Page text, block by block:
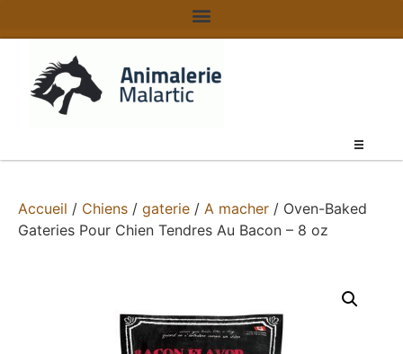
Accueil / Chiens / gaterie / A macher / Oven-Baked
Gateries Pour Chien Tendres Au Bacon – 8 oz